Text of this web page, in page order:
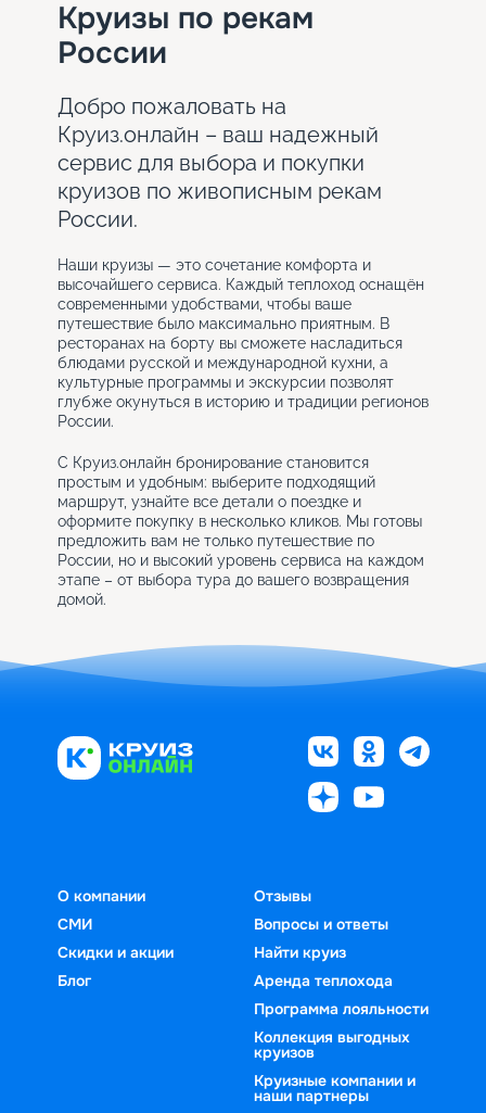
Круизы по рекам
России
Добро пожаловать на
Круиз.онлайн – ваш надежный
сервис для выбора и покупки
круизов по живописным рекам
России.
Наши круизы — это сочетание комфорта и
высочайшего сервиса. Каждый теплоход оснащён
современными удобствами, чтобы ваше
путешествие было максимально приятным. В
ресторанах на борту вы сможете насладиться
блюдами русской и международной кухни, а
культурные программы и экскурсии позволят
глубже окунуться в историю и традиции регионов
России.
С Круиз.онлайн бронирование становится
простым и удобным: выберите подходящий
маршрут, узнайте все детали о поездке и
оформите покупку в несколько кликов. Мы готовы
предложить вам не только путешествие по
России, но и высокий уровень сервиса на каждом
этапе – от выбора тура до вашего возвращения
домой.
О компании
СМИ
Скидки и акции
Блог
Отзывы
Вопросы и ответы
Найти круиз
Аренда теплохода
Программа лояльности
Коллекция выгодных
круизов
Круизные компании и
наши партнеры